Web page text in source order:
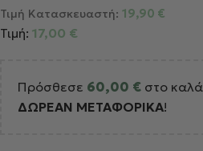
Τιμή Κατασκευαστή: 19,90 €
Τιμή: 17,00 €
Πρόσθεσε 60,00 € στο
ΔΩΡΕΑΝ ΜΕΤΑΦΟΡΙΚΑ!